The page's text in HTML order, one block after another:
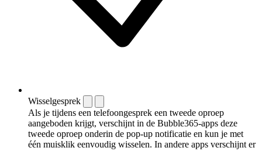
Wisselgesprek
Als je tijdens een telefoongesprek een tweede oproep
aangeboden krijgt, verschijnt in de Bubble365-apps deze
tweede oproep onderin de pop-up notificatie en kun je met
één muisklik eenvoudig wisselen. In andere apps verschijnt er